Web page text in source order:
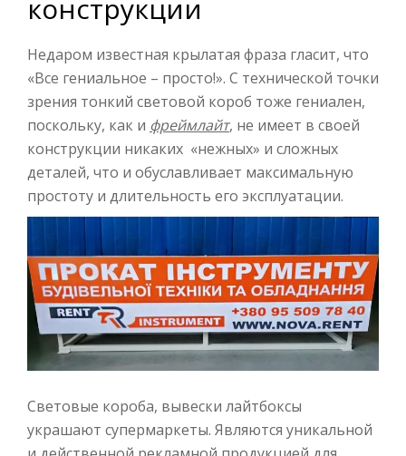
конструкции
Недаром известная крылатая фраза гласит, что
«Все гениальное – просто!». С технической точки
зрения тонкий световой короб тоже гениален,
поскольку, как и фреймлайт, не имеет в своей
конструкции никаких «нежных» и сложных
деталей, что и обуславливает максимальную
простоту и длительность его эксплуатации.
Световые короба, вывески лайтбоксы
украшают супермаркеты. Являются уникальной